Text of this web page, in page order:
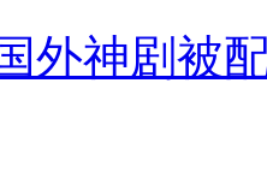
外神剧被